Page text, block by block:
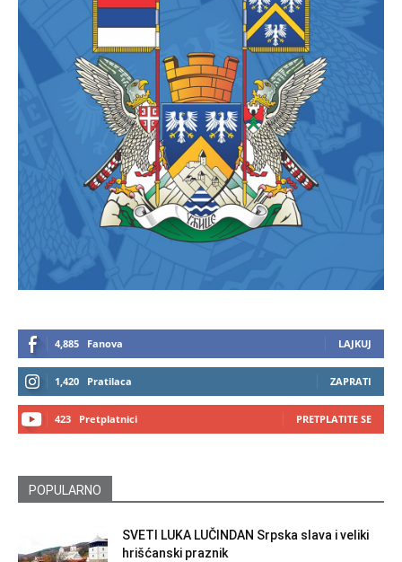
4,885 Fanova LAJKUJ
1,420 Pratilaca ZAPRATI
423 Pretplatnici PRETPLATITE SE
POPULARNO
SVETI LUKA LUČINDAN Srpska slava i veliki
hrišćanski praznik